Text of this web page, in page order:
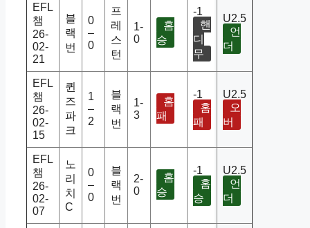
EFL
챔
26-
02-
21
블
랙
번
0
–
0
프
레
스
턴
1-
0
홈
승
-1
핸
디
무
U2.5
언
더
EFL
챔
26-
02-
15
퀸
즈
파
크
1
–
2
블
랙
번
1-
3
홈
패
-1
홈
패
U2.5
오
버
EFL
챔
26-
02-
07
노
리
치
C
0
–
0
블
랙
번
2-
0
홈
승
-1
홈
승
U2.5
언
더